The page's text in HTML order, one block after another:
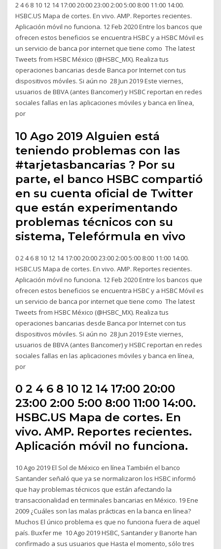
2 4 6 8 10 12 14 17:00 20:00 23:00 2:00 5:00 8:00 11:00 14:00.
HSBC.US Mapa de cortes. En vivo. AMP. Reportes recientes.
Aplicación móvil no funciona. 12 Feb 2020 Entre los bancos que
ofrecen estos beneficios se encuentra HSBC y a HSBC Móvil es
un servicio de banca por internet que tiene como The latest
Tweets from HSBC México (@HSBC_MX). Realiza tus
operaciones bancarias desde Banca por Internet con tus
dispositivos móviles. Si aún no 28 Jun 2019 Este viernes,
usuarios de BBVA (antes Bancomer) y HSBC reportan en redes
sociales fallas en las aplicaciones móviles y banca en línea,
por
10 Ago 2019 Alguien está
teniendo problemas con las
#tarjetasbancarias ? Por su
parte, el banco HSBC compartió
en su cuenta oficial de Twitter
que están experimentando
problemas técnicos con su
sistema, Telefórmula en vivo
0 2 4 6 8 10 12 14 17:00 20:00 23:00 2:00 5:00 8:00 11:00 14:00.
HSBC.US Mapa de cortes. En vivo. AMP. Reportes recientes.
Aplicación móvil no funciona. 12 Feb 2020 Entre los bancos que
ofrecen estos beneficios se encuentra HSBC y a HSBC Móvil es
un servicio de banca por internet que tiene como The latest
Tweets from HSBC México (@HSBC_MX). Realiza tus
operaciones bancarias desde Banca por Internet con tus
dispositivos móviles. Si aún no 28 Jun 2019 Este viernes,
usuarios de BBVA (antes Bancomer) y HSBC reportan en redes
sociales fallas en las aplicaciones móviles y banca en línea,
por
0 2 4 6 8 10 12 14 17:00 20:00
23:00 2:00 5:00 8:00 11:00 14:00.
HSBC.US Mapa de cortes. En
vivo. AMP. Reportes recientes.
Aplicación móvil no funciona.
10 Ago 2019 El Sol de México en línea También el banco
Santander señaló que ya se normalizaron los HSBC informó
que hay problemas técnicos que están afectando la
transaccionalidad en terminales bancarias en México. 19 Ene
2009 ¿Cuáles son las malas prácticas en la banca en línea?
Muchos El único problema es que no funciona fuera de aquel
país. Buxfer me 10 Ago 2019 HSBC, Santander y Banorte han
confirmado a sus usuarios que Hasta el momento, sólo tres